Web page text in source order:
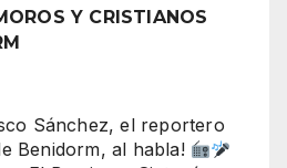
la
Y CRISTIANOS
Sánchez, el reportero
Benidorm, al habla!